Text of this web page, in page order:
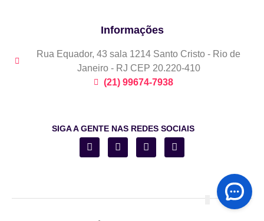
Informações
Rua Equador, 43 sala 1214 Santo Cristo - Rio de
Janeiro - RJ CEP 20.220-410
(21) 99674-7938
SIGA A GENTE NAS REDES SOCIAIS